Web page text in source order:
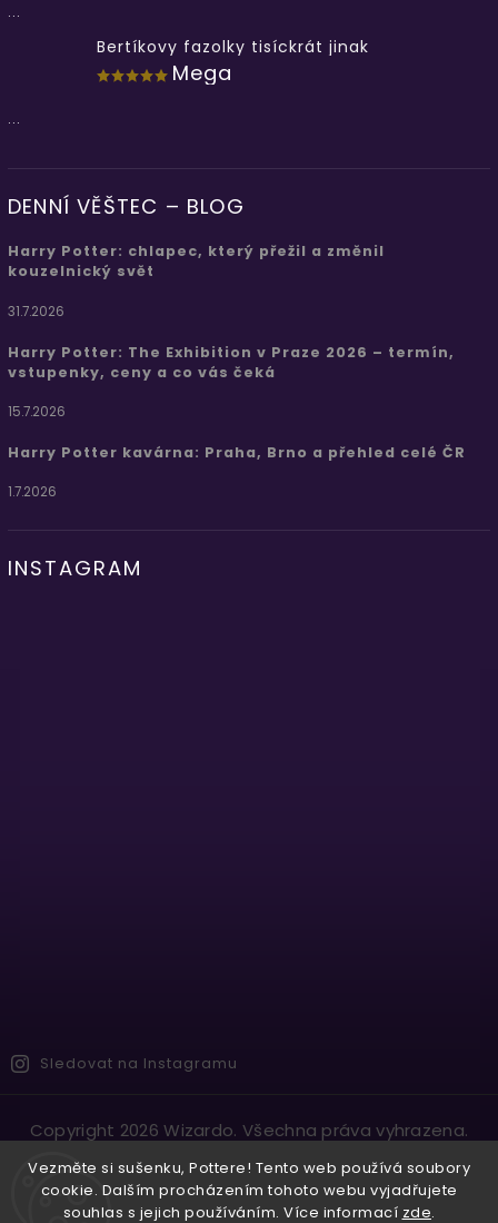
Vezměte si sušenku, Pottere! Tento web používá soubory
cookie. Dalším procházením tohoto webu vyjadřujete
souhlas s jejich používáním. Více informací zde.
...
Bertíkovy fazolky tisíckrát jinak
Mega
...
DENNÍ VĚŠTEC – BLOG
Harry Potter: chlapec, který přežil a změnil
kouzelnický svět
31.7.2026
Harry Potter: The Exhibition v Praze 2026 – termín,
vstupenky, ceny a co vás čeká
15.7.2026
Harry Potter kavárna: Praha, Brno a přehled celé ČR
1.7.2026
INSTAGRAM
Sledovat na Instagramu
Copyright 2026Wizardo. Všechna práva vyhrazena.
VytvořilShoptet| DesignShoptak.cz.